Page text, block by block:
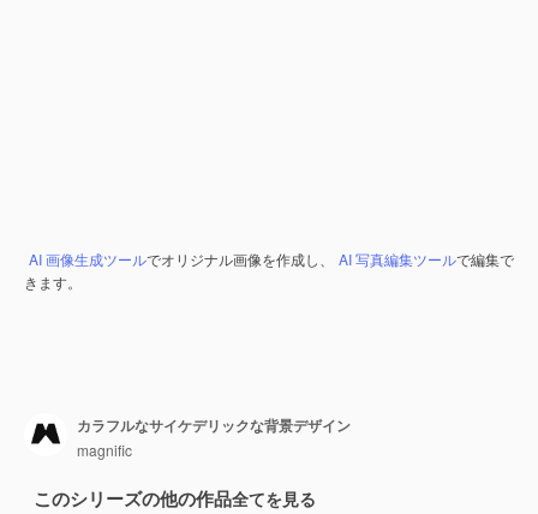
AI 画像生成ツールでオリジナル画像を作成し、 AI 写真編集ツールで編集で
きます。
カラフルなサイケデリックな背景デザイン
magnific
このシリーズの他の作品全てを見る